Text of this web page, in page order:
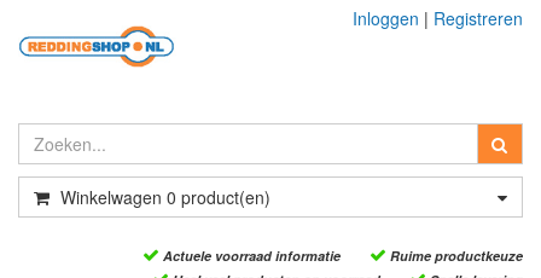
Inloggen | Registreren
Winkelwagen 0 product(en)
Actuele voorraad informatie
Ruime productkeuze